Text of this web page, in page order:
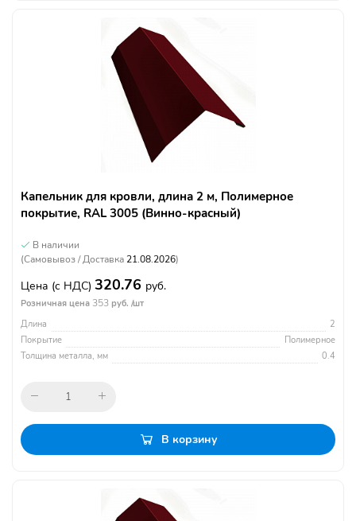
Капельник для кровли, длина 2 м, Полимерное
покрытие, RAL 3005 (Винно-красный)
В наличии
(Самовывоз / Доставка 21.08.2026)
Цена (с НДС) 320.76 руб.
Розничная цена 353 руб. /шт
Длина
2
Покрытие
Полимерное
Толщина металла, мм
0.4
В корзину